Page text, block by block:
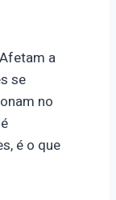
a
se
no
é o que